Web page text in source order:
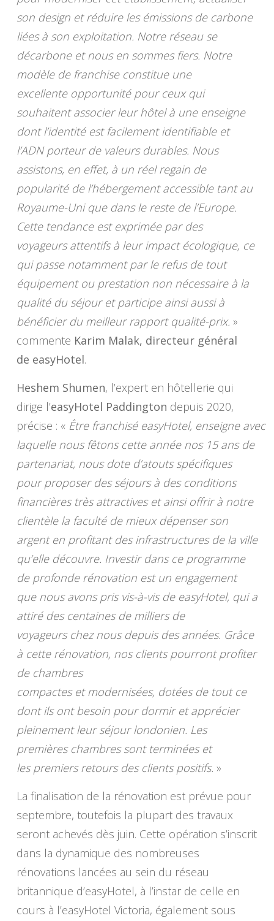
son design et réduire les émissions de carbone
liées à son exploitation. Notre réseau se
décarbone et nous en sommes fiers. Notre
modèle de franchise constitue une
excellente opportunité pour ceux qui
souhaitent associer leur hôtel à une enseigne
dont l’identité est facilement identifiable et
l’ADN porteur de valeurs durables. Nous
assistons, en effet, à un réel regain de
popularité de l’hébergement accessible tant au
Royaume-Uni que dans le reste de l’Europe.
Cette tendance est exprimée par des
voyageurs attentifs à leur impact écologique, ce
qui passe notamment par le refus de tout
équipement ou prestation non nécessaire à la
qualité du séjour et participe ainsi aussi à
bénéficier du meilleur rapport qualité-prix. »
commente Karim Malak, directeur général
de easyHotel.
Heshem Shumen, l’expert en hôtellerie qui
dirige l’easyHotel Paddington depuis 2020,
précise : « Être franchisé easyHotel, enseigne avec
laquelle nous fêtons cette année nos 15 ans de
partenariat, nous dote d’atouts spécifiques
pour proposer des séjours à des conditions
financières très attractives et ainsi offrir à notre
clientèle la faculté de mieux dépenser son
argent en profitant des infrastructures de la ville
qu’elle découvre. Investir dans ce programme
de profonde rénovation est un engagement
que nous avons pris vis-à-vis de easyHotel, qui a
attiré des centaines de milliers de
voyageurs chez nous depuis des années. Grâce
à cette rénovation, nos clients pourront profiter
de chambres
compactes et modernisées, dotées de tout ce
dont ils ont besoin pour dormir et apprécier
pleinement leur séjour londonien. Les
premières chambres sont terminées et
les premiers retours des clients positifs. »
La finalisation de la rénovation est prévue pour
septembre, toutefois la plupart des travaux
seront achevés dès juin. Cette opération s’inscrit
dans la dynamique des nombreuses
rénovations lancées au sein du réseau
britannique d’easyHotel, à l’instar de celle en
cours à l’easyHotel Victoria, également sous